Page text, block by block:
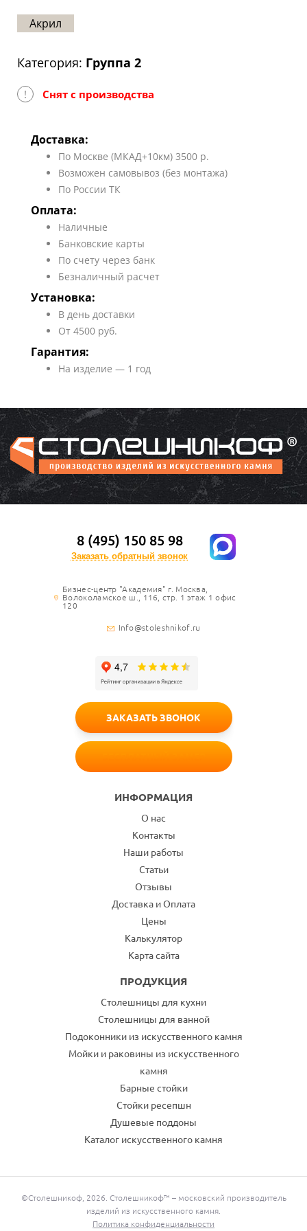
Карта
Акрил
Категория: Группа 2
! Снят с производства
Доставка:
По Москве (МКАД+10км) 3500 р.
Возможен самовывоз (без монтажа)
По России ТК
Оплата:
Наличные
Банковские карты
По счету через банк
Безналичный расчет
Установка:
В день доставки
От 4500 руб.
Гарантия:
На изделие — 1 год
8 (495) 150 85 98
Заказать обратный звонок
Бизнес-центр "Академия" г. Москва,
Волоколамское ш., 116, стр. 1 этаж 1 офис
120
Info@stoleshnikof.ru
ИНФОРМАЦИЯ
О нас
Контакты
Наши работы
Статьи
Отзывы
Доставка и Оплата
Цены
Калькулятор
Карта сайта
ПРОДУКЦИЯ
Столешницы для кухни
Столешницы для ванной
Подоконники из искусственного камня
Мойки и раковины из искусственного
камня
Барные стойки
Стойки ресепшн
Душевые поддоны
Каталог искусственного камня
ЗАКАЗАТЬ ЗВОНОК
©Столешникоф, 2026. Столешникоф™ – московский производитель
изделий из искусственного камня.
Политика конфиденциальности